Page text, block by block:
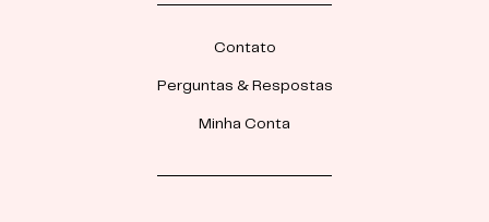
Contato
Perguntas & Respostas
Minha Conta